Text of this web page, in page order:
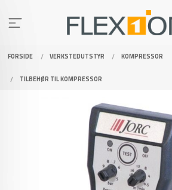
innholdet
FORSIDE VERKSTEDUTSTYR KOMPRESSOR
TILBEHØR TIL KOMPRESSOR